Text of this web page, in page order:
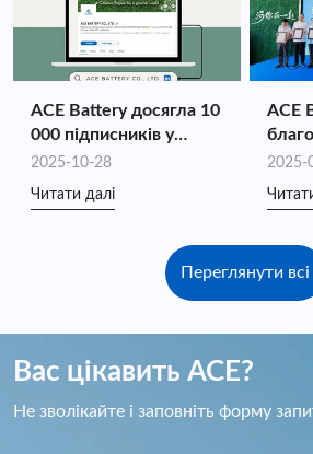
повного ланцюга
ACE Battery досягла 10
000 підписників у
LinkedIn!
2025-10-28
Читати далі
ACE
2025-
Переглянути всі
Вас цікавить ACE?
Не зволікайте і заповніть форму